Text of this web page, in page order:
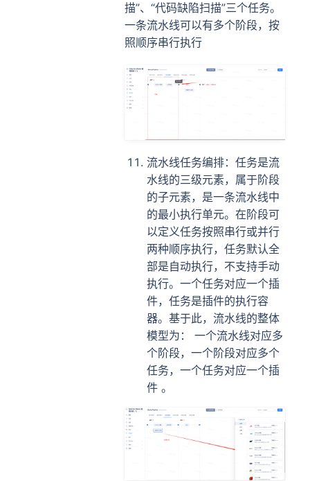
描”、“代码缺陷扫描”三个任务。
一条流水线可以有多个阶段，按
照顺序串行执行
流水线任务编排：任务是流
水线的三级元素，属于阶段
的子元素，是一条流水线中
的最小执行单元。在阶段可
以定义任务按照串行或并行
两种顺序执行，任务默认全
部是自动执行，不支持手动
执行。一个任务对应一个插
件，任务是插件的执行容
器。基于此，流水线的整体
模型为： 一个流水线对应多
个阶段，一个阶段对应多个
任务，一个任务对应一个插
件 。